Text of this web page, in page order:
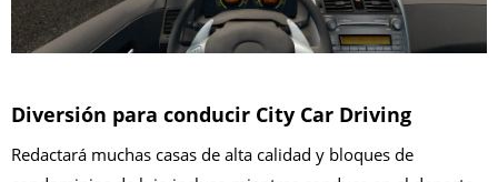
Diversión para conducir City Car Driving
Redactará muchas casas de alta calidad y bloques de